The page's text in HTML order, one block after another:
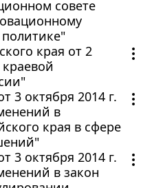
совете
края от 2
3 октября 2014 г.
в
края в сфере
3 октября 2014 г.
в закон